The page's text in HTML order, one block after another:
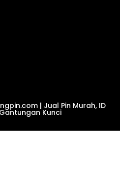
| Jual Pin Murah, ID
Kunci